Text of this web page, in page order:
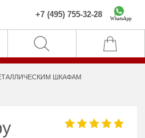
+7 (495) 755-32-28 WhatsApp
ШКАФАМ